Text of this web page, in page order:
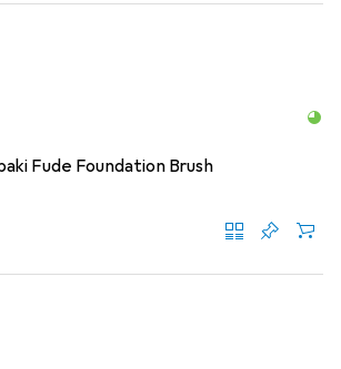
Fude Foundation Brush